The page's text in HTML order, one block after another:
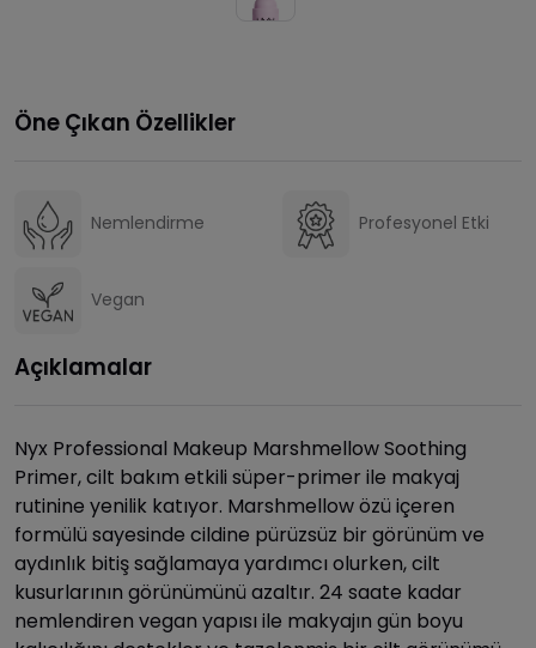
Öne Çıkan Özellikler
Nemlendirme Profesyonel Etki
Vegan
Açıklamalar
Nyx Professional Makeup Marshmellow Soothing
Primer, cilt bakım etkili süper-primer ile makyaj
rutinine yenilik katıyor. Marshmellow özü içeren
formülü sayesinde cildine pürüzsüz bir görünüm ve
aydınlık bitiş sağlamaya yardımcı olurken, cilt
kusurlarının görünümünü azaltır. 24 saate kadar
nemlendiren vegan yapısı ile makyajın gün boyu